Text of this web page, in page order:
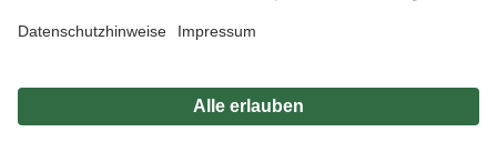
Produkte nur solange der Vorrat reicht.
*Paketversand ab 59 € versandkostenfrei, gilt nicht für Artikel mit Speditionsversand, hier
Privatsphäre Impressum
Nutzungsbedingungen
Widerrufsrecht Vertrag widerrufen